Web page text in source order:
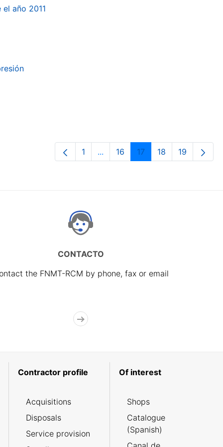
año 2011
Page
1 ...Intermediate Pages Use TAB to
Page
16 Page
17 Page
18 Page
19
CONTACTO
the FNMT-RCM by phone, fax or email
Contractor profile
Acquisitions
Disposals
Service provision
Of interest
Shops
Catalogue
(Spanish)